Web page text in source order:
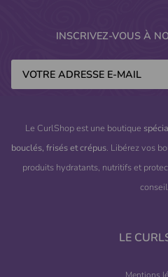
INSCRIVEZ-VOUS À
Le CurlShop est une boutique
bouclés, frisés et crépus. Libérez vos
produits hydratants, nutritifs et
LE
Mentions